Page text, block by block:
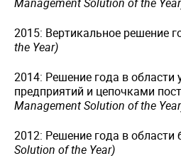
2015: Вертикальное решение
the Year)
2014: Решение года в области
предприятий и цепочками
Management Solution of the
2012: Решение года в области
Solution of the Year)